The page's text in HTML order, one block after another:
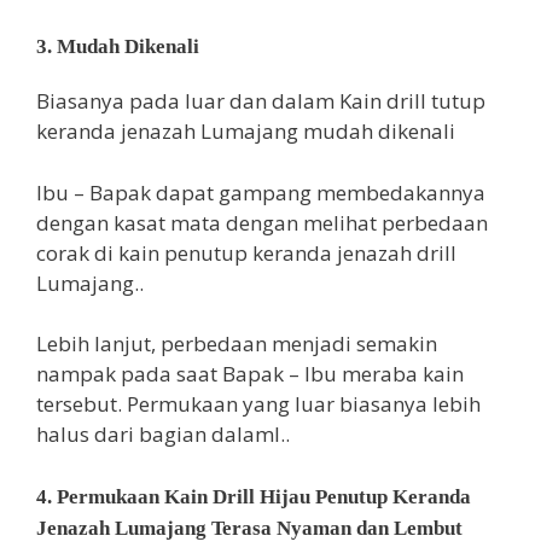
3. Mudah Dikenali
Biasanya pada luar dan dalam Kain drill tutup
keranda jenazah Lumajang mudah dikenali
Ibu – Bapak dapat gampang membedakannya
dengan kasat mata dengan melihat perbedaan
corak di kain penutup keranda jenazah drill
Lumajang..
Lebih lanjut, perbedaan menjadi semakin
nampak pada saat Bapak – Ibu meraba kain
tersebut. Permukaan yang luar biasanya lebih
halus dari bagian dalaml..
4. Permukaan Kain Drill Hijau Penutup Keranda
Jenazah Lumajang Terasa Nyaman dan Lembut